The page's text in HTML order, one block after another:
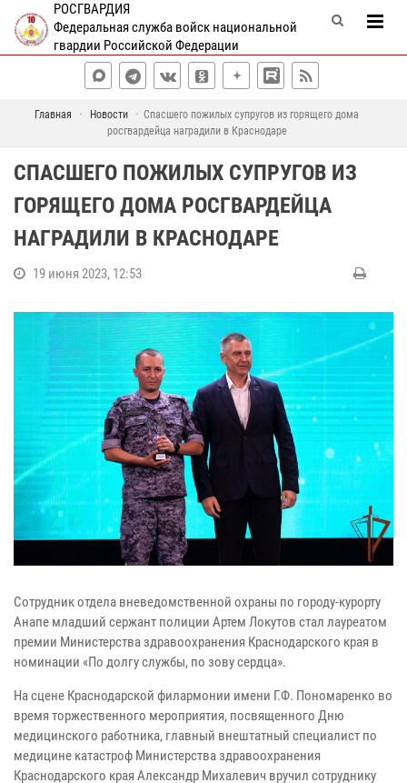
РОСГВАРДИЯ
Федеральная служба войск национальной
гвардии Российской Федерации
Главная Новости
Спасшего пожилых супругов из горящего дома
росгвардейца наградили в Краснодаре
СПАСШЕГО ПОЖИЛЫХ СУПРУГОВ ИЗ
ГОРЯЩЕГО ДОМА РОСГВАРДЕЙЦА
НАГРАДИЛИ В КРАСНОДАРЕ
19 июня 2023, 12:53
Сотрудник отдела вневедомственной охраны по городу-курорту
Анапе младший сержант полиции Артем Локутов стал лауреатом
премии Министерства здравоохранения Краснодарского края в
номинации «По долгу службы, по зову сердца».
На сцене Краснодарской филармонии имени Г.Ф. Пономаренко во
время торжественного мероприятия, посвященного Дню
медицинского работника, главный внештатный специалист по
медицине катастроф Министерства здравоохранения
Краснодарского края Александр Михалевич вручил сотруднику